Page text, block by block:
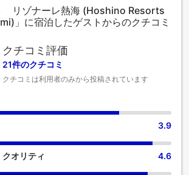
リゾナーレ熱海 (Hoshino Resorts
」に宿泊したゲストからのクチコミ
クチコミ評価
21件のクチコミ
クチコミは利用者のみから投稿されています
3.9
オリティ 4.6